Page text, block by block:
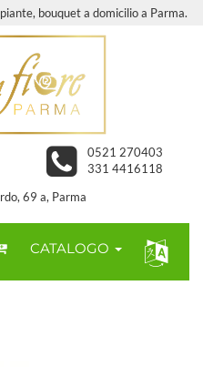
bouquet a domicilio a Parma.
0521 270403
331 4416118
69 a, Parma
CATALOGO